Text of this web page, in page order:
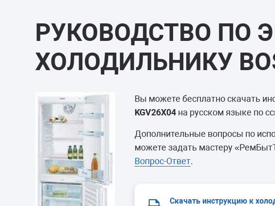
Телевизоры
Варочные панели
Духовные шкафы
Сушильные машины
РУКОВОДСТВО ПО
ХОЛОДИЛЬНИКУ
Вы можете бесплатно скачать
KGV26X04 на русском языке по
Дополнительные вопросы по
можете задать мастеру
Вопрос-Ответ.
Скачать инструкцию к